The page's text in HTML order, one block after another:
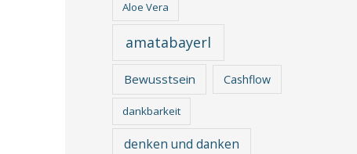
Aloe Vera
amatabayerl
Bewusstsein Cashflow
dankbarkeit
denken und danken